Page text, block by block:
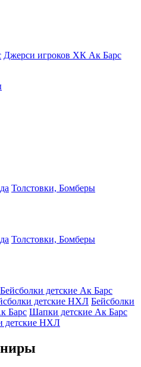
Джерси игроков ХК Ак Барс
Толстовки, Бомберы
Толстовки, Бомберы
Бейсболки детские Ак Барс
детские НХЛ Бейсболки
Барс Шапки детские Ак Барс
детские НХЛ